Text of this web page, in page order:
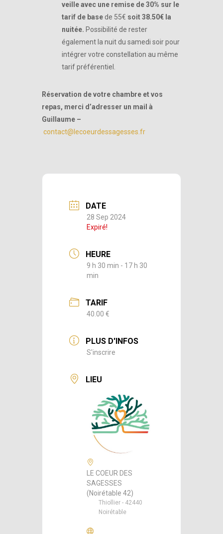
veille avec une remise de 30% sur le
tarif de base de 55€ soit 38.50€ la
nuitée. Possibilité de rester
également la nuit du samedi soir pour
intégrer votre constellation au même
tarif préférentiel.
Réservation de votre chambre et vos
repas, merci d’adresser un mail à
Guillaume –
contact@lecoeurdessagesses.fr
DATE
28 Sep 2024
Expiré!
HEURE
9 h 30 min - 17 h 30
min
TARIF
40.00 €
PLUS D'INFOS
S'inscrire
LIEU
LE COEUR DES
SAGESSES
(Noirétable 42)
Thiollier - 42440
Noirétable